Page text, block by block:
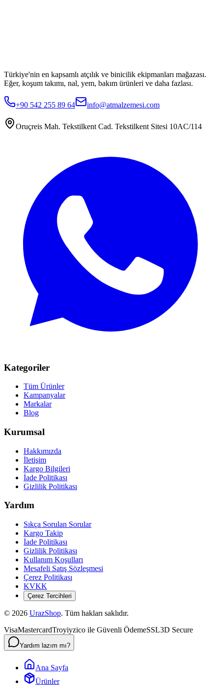
Türkiye'nin en kapsamlı atçılık ve binicilik ekipmanları mağazası.
Eğer, koşum takımı, nal, yem, bakım ürünleri ve daha fazlası.
+90 542 255 89 64 info@atmalzemesi.com
Oruçreis Mah. Tekstilkent Cad. Tekstilkent Sitesi 10AC/114
Kategoriler
Tüm Ürünler
Kampanyalar
Markalar
Blog
Kurumsal
Hakkımızda
İletişim
Kargo Bilgileri
İade Politikası
Gizlilik Politikası
Yardım
Sıkça Sorulan Sorular
Kargo Takip
İade Politikası
Gizlilik Politikası
Kullanım Koşulları
Mesafeli Satış Sözleşmesi
Çerez Politikası
KVKK
Çerez Tercihleri
© 2026 UrazShop. Tüm hakları saklıdır.
VisaMastercardTroyiyzico ile Güvenli ÖdemeSSL3D Secure
Yardım lazım mı?
Ana Sayfa
Ürünler